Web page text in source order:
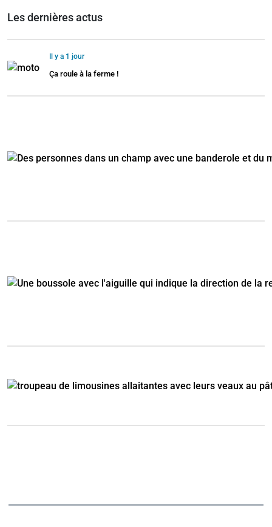
Les dernières actus
Il y a 1 jour
Ça roule à la ferme !